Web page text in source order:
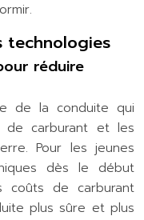
technologies
réduire
de la conduite qui
de carburant et les
Pour les jeunes
dès le début
coûts de carburant
plus sûre et plus